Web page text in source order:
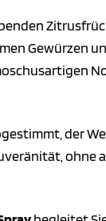
Gewürzen
der
ohne